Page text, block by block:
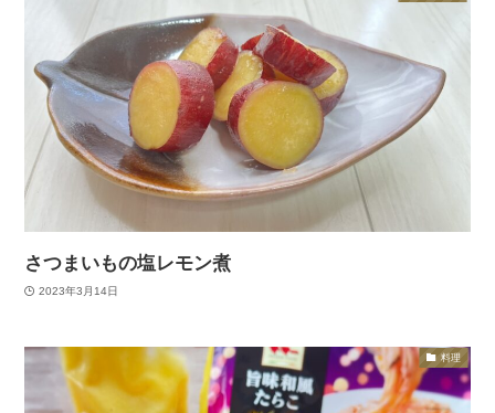
さつまいもの塩レモン煮
2023年3月14日
料理